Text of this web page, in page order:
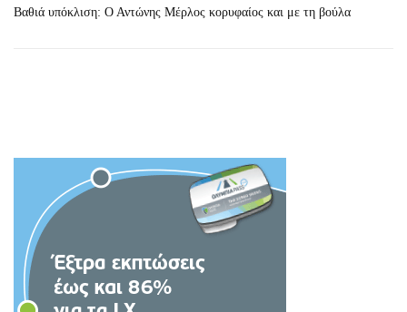
Βαθιά υπόκλιση: Ο Αντώνης Μέρλος κορυφαίος και με τη βούλα